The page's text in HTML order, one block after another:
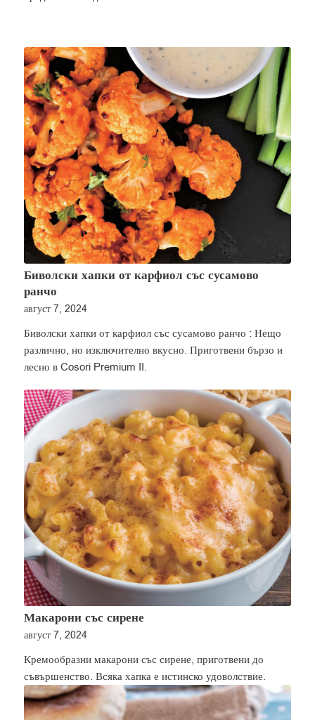
Биволски хапки от карфиол със сусамово
ранчо
август 7, 2024
Биволски хапки от карфиол със сусамово ранчо : Нещо
различно, но изключително вкусно. Приготвени бързо и
лесно в Cosori Premium II.
Макарони със сирене
август 7, 2024
Кремообразни макарони със сирене, приготвени до
съвършенство. Всяка хапка е истинско удоволствие.